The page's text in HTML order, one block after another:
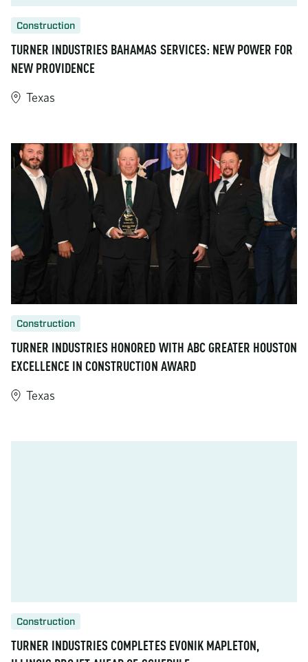
Construction
TURNER INDUSTRIES BAHAMAS SERVICES: NEW POWER FOR
NEW PROVIDENCE
Texas
Construction
TURNER INDUSTRIES HONORED WITH ABC GREATER HOUSTON
EXCELLENCE IN CONSTRUCTION AWARD
Texas
Construction
TURNER INDUSTRIES COMPLETES EVONIK MAPLETON,